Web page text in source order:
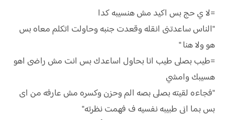
=لا ي حج بس اكيد مش هنسيبه كدا
"الناس ساعدتنى انقله وقعدت جنبه وحاولت اتكلم معاه بس
هو ولا هنا "
=طيب بصلى طيب انا بحاول اساعدك بس انت مش راضى اهو
هسيبك وامشي
"فجاءه لقيته بصلى بصه الم وحزن وكسره مش عارفه من اى
بس بما انى طبيبه نفسيه ف فهمت نظرته"